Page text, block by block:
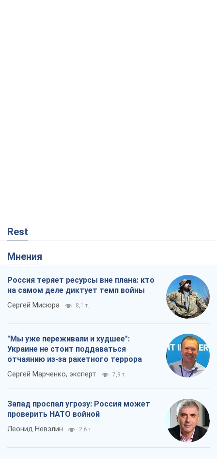
Rest
Мнения
Россия теряет ресурсы вне плана: кто
на самом деле диктует темп войны
Сергей Мисюра 8,1 т.
"Мы уже переживали и худшее":
Украине не стоит поддаваться
отчаянию из-за ракетного террора
Сергей Марченко, эксперт 7,9 т.
Запад проспал угрозу: Россия может
проверить НАТО войной
Леонид Невзлин 2,6 т.